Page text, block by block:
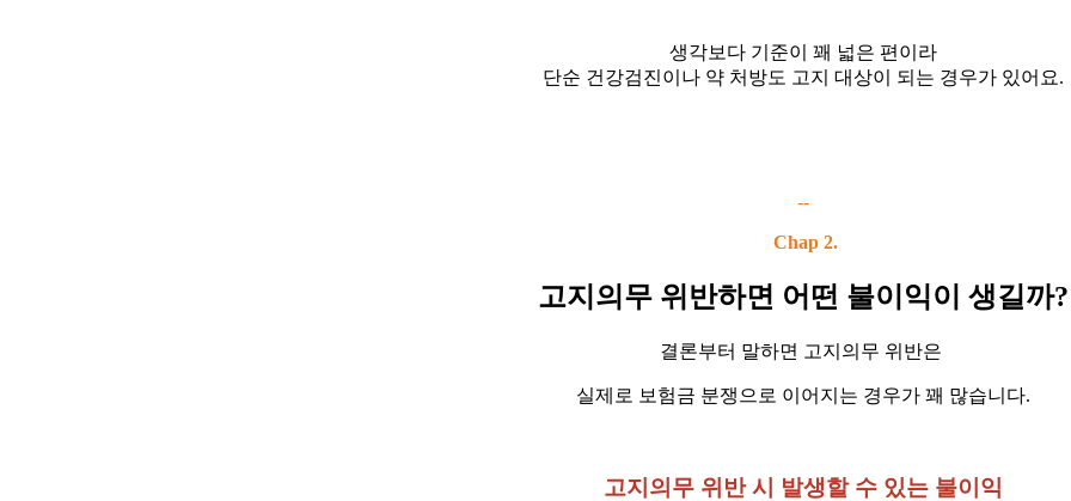
생각보다 기준이 꽤 넓은 편이라
단순 건강검진이나 약 처방도 고지 대상이 되는 경우가 있어요.
--
Chap 2.
고지의무 위반하면 어떤 불이익이 생길까?
결론부터 말하면 고지의무 위반은
실제로 보험금 분쟁으로 이어지는 경우가 꽤 많습니다.
고지의무 위반 시 발생할 수 있는 불이익